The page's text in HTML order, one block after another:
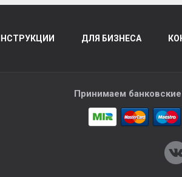
ДЛЯ БИЗНЕСА
Принимаем